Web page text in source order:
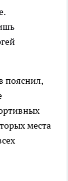
пояснил,
места